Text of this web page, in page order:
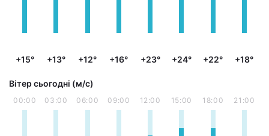
+15° +13° +12° +16° +23° +24° +22° +18°
Вітер сьогодні (м/с)
00:00 03:00 06:00 09:00 12:00 15:00 18:00 21:00